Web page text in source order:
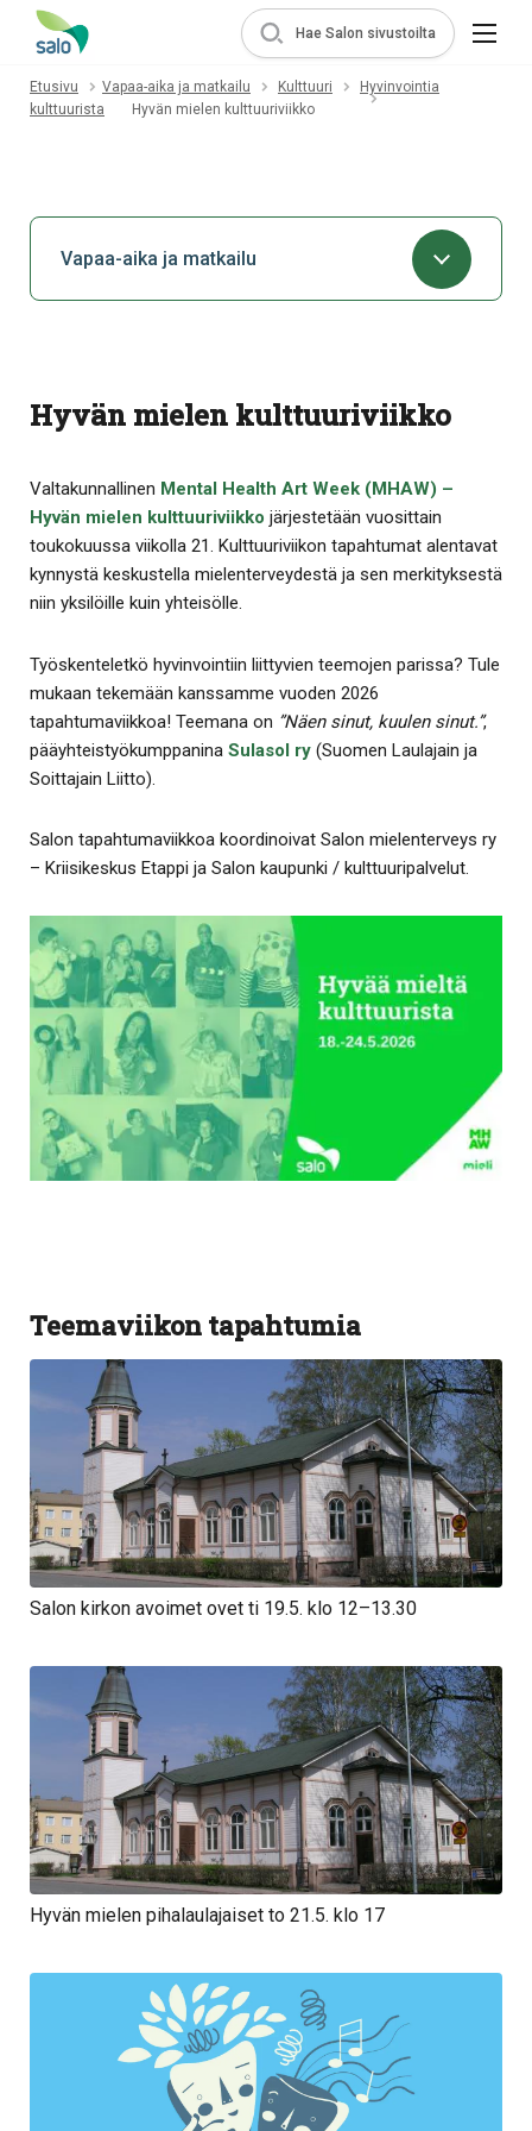
Hae Salon sivustoilta
Etusivu Vapaa-aika ja matkailu Kulttuuri
Hyvinvointia
kulttuurista
Hyvän mielen kulttuuriviikko
Vapaa-aika ja matkailu
Hyvän mielen kulttuuriviikko
Valtakunnallinen Mental Health Art Week (MHAW) –
Hyvän mielen kulttuuriviikko järjestetään vuosittain
toukokuussa viikolla 21. Kulttuuriviikon tapahtumat alentavat
kynnystä keskustella mielenterveydestä ja sen merkityksestä
niin yksilöille kuin yhteisölle.
Työskenteletkö hyvinvointiin liittyvien teemojen parissa? Tule
mukaan tekemään kanssamme vuoden 2026
tapahtumaviikkoa! Teemana on ”Näen sinut, kuulen sinut.”,
pääyhteistyökumppanina Sulasol ry (Suomen Laulajain ja
Soittajain Liitto).
Salon tapahtumaviikkoa koordinoivat Salon mielenterveys ry
– Kriisikeskus Etappi ja Salon kaupunki / kulttuuripalvelut.
Teemaviikon tapahtumia
Salon kirkon avoimet ovet ti 19.5. klo 12–13.30
Hyvän mielen pihalaulajaiset to 21.5. klo 17